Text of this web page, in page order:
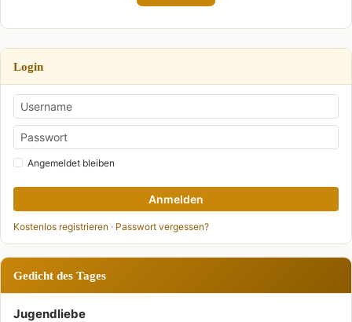
Login
Angemeldet bleiben
Anmelden
Kostenlos registrieren · Passwort vergessen?
Gedicht des Tages
Jugendliebe